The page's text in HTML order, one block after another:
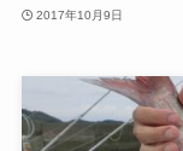
2017年10月9日